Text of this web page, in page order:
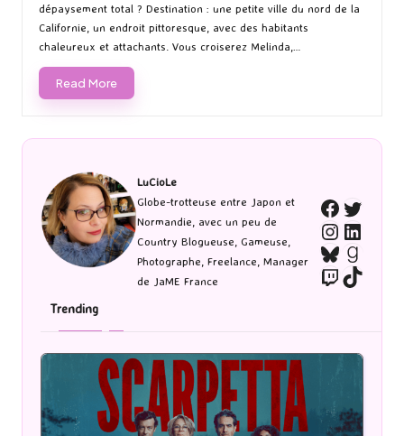
dépaysement total ? Destination : une petite ville du nord de la
Californie, un endroit pittoresque, avec des habitants
chaleureux et attachants. Vous croiserez Melinda,…
Read More
LuCioLe
Globe-trotteuse entre Japon et
Normandie, avec un peu de
Country Blogueuse, Gameuse,
Photographe, Freelance, Manager
de JaME France
Bluesky
TwitchTikTok
Trending